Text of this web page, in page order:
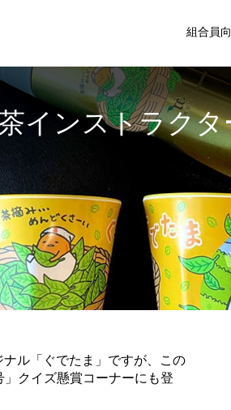
組合員
インストラクタ
ル「ぐでたま」ですが、この
クイズ懸賞コーナーにも登